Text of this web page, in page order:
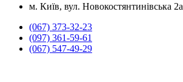
м. Київ, вул. Новокостянтинівська 2а
(067) 373-32-23
(097) 361-59-61
(067) 547-49-29